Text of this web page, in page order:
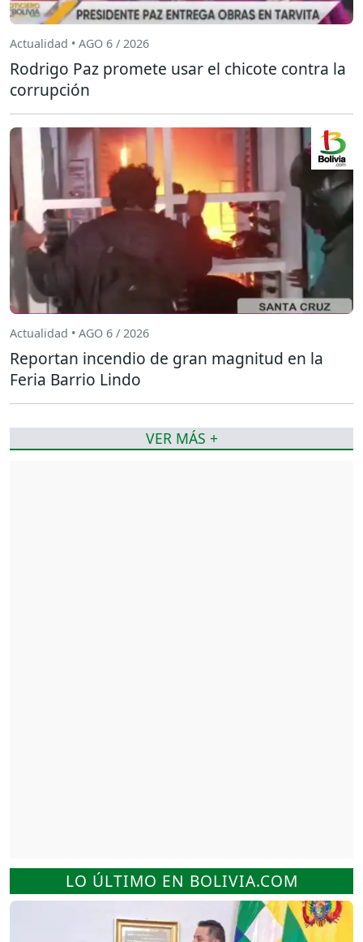
LO ÚLTIMO EN BOLIVIA.COM
Actualidad • AGO 6 / 2026
Rodrigo Paz promete usar el chicote contra la
corrupción
Actualidad • AGO 6 / 2026
Reportan incendio de gran magnitud en la
Feria Barrio Lindo
VER MÁS +